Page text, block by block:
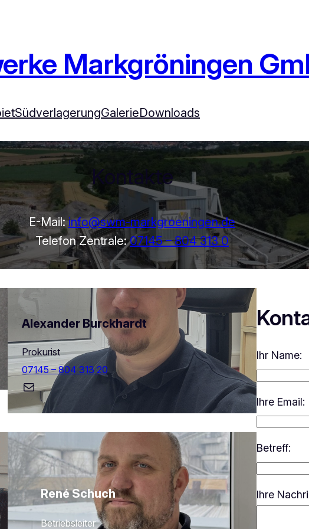
Markgröningen
SüdverlagerungGalerieDownloads
Kontakte
E-Mail:info@swm-markgroeningen.de
Telefon Zentrale:07145 – 804 313 0
Alexander Burckhardt
Prokurist
07145 – 804 313 20
E-Mail
René Schuch
Betriebsleiter
Ihr Name:
Ihre Email:
Betreff:
Ihre